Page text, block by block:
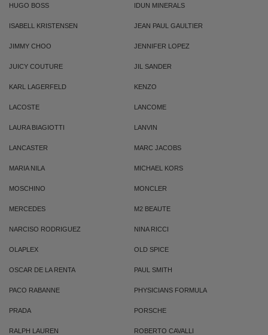
HUGO BOSS IDUN MINERALS
ISABELL KRISTENSEN JEAN PAUL GAULTIER
JIMMY CHOO JENNIFER LOPEZ
JUICY COUTURE JIL SANDER
KARL LAGERFELD KENZO
LACOSTE LANCOME
LAURA BIAGIOTTI LANVIN
LANCASTER MARC JACOBS
MARIA NILA MICHAEL KORS
MOSCHINO MONCLER
MERCEDES M2 BEAUTE
NARCISO RODRIGUEZ NINA RICCI
OLAPLEX OLD SPICE
OSCAR DE LA RENTA PAUL SMITH
PACO RABANNE PHYSICIANS FORMULA
PRADA PORSCHE
RALPH LAUREN ROBERTO CAVALLI